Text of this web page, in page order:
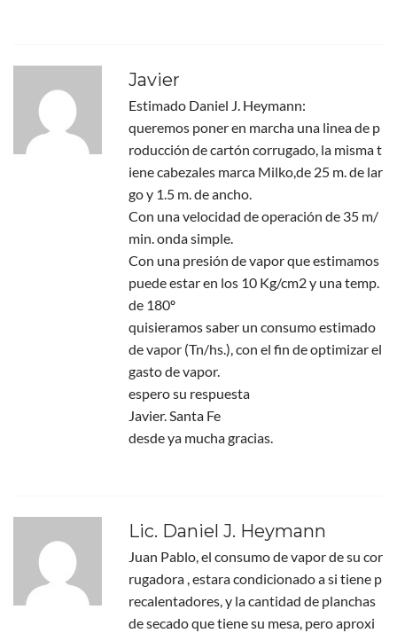
Javier
Estimado Daniel J. Heymann:
queremos poner en marcha una linea de p
roducción de cartón corrugado, la misma t
iene cabezales marca Milko,de 25 m. de lar
go y 1.5 m. de ancho.
Con una velocidad de operación de 35 m/
min. onda simple.
Con una presión de vapor que estimamos
puede estar en los 10 Kg/cm2 y una temp.
de 180º
quisieramos saber un consumo estimado
de vapor (Tn/hs.), con el fin de optimizar el
gasto de vapor.
espero su respuesta
Javier. Santa Fe
desde ya mucha gracias.
Lic. Daniel J. Heymann
Juan Pablo, el consumo de vapor de su cor
rugadora , estara condicionado a si tiene p
recalentadores, y la cantidad de planchas
de secado que tiene su mesa, pero aproxi